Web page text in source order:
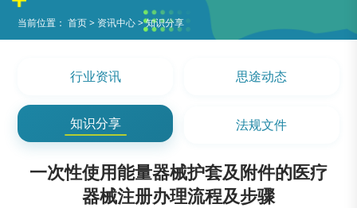
当前位置：首页> 资讯中心>知识分享
行业资讯 思途动态
知识分享 法规文件
一次性使用能量器械护套及附件的医疗
器械注册办理流程及步骤